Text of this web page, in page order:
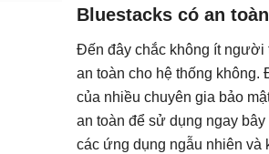
Bluestacks có an
Đến đây chắc không ít người
an toàn cho hệ thống không.
của nhiều chuyên gia bảo
an toàn để sử dụng ngay
các ứng dụng ngẫu nhiên và